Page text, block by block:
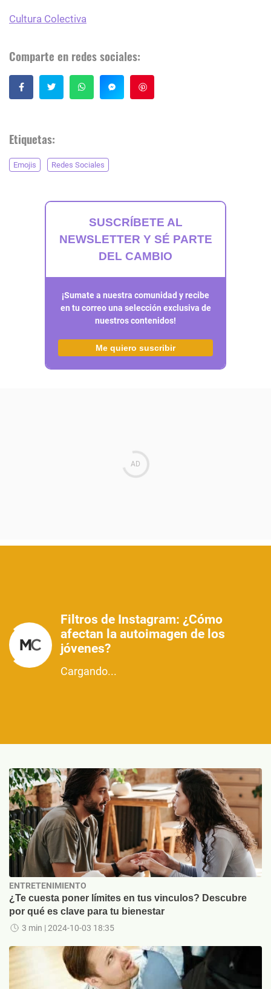
Cultura Colectiva
Comparte en redes sociales:
Etiquetas:
Emojis Redes Sociales
SUSCRÍBETE AL
NEWSLETTER Y SÉ PARTE
DEL CAMBIO
¡Sumate a nuestra comunidad y recibe
en tu correo una selección exclusiva de
nuestros contenidos!
Me quiero suscribir
Filtros de Instagram: ¿Cómo
afectan la autoimagen de los
jóvenes?
Cargando...
ENTRETENIMIENTO
¿Te cuesta poner límites en tus vinculos? Descubre
por qué es clave para tu bienestar
3 min | 2024-10-03 18:35